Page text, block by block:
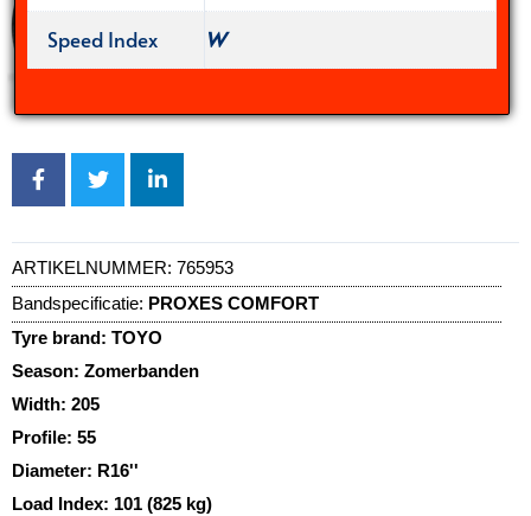
Speed Index
W
ARTIKELNUMMER: 765953
Bandspecificatie: PROXES COMFORT
Tyre brand: TOYO
Season: Zomerbanden
Width: 205
Profile: 55
Diameter: R16''
Load Index: 101 (825 kg)